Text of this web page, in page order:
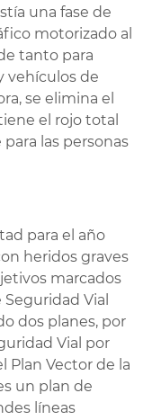
una fase de
motorizado al
tanto para
vehículos de
se elimina el
el rojo total
las personas
para el año
heridos graves
marcados
Vial
dos planes, por
Vial por
Plan Vector de la
un plan de
líneas